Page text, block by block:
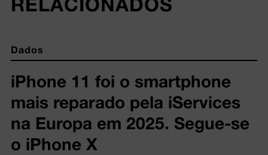
Dados
iPhone 11 foi o smartphone
mais reparado pela iServices
na Europa em 2025. Segue-se
o iPhone X